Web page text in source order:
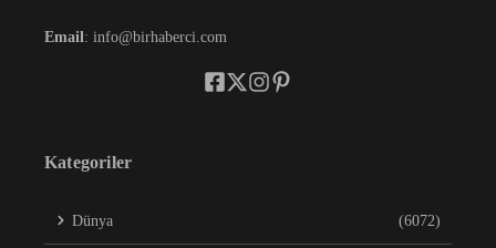
Email : info@birhaberci.com
Kategoriler
Dünya (6072)